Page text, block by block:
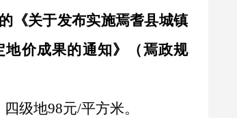
《关于发布实施焉耆县城镇
价成果的通知》（焉政规
级地98元/平方米。